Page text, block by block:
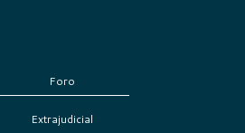
Foro
Extrajudicial